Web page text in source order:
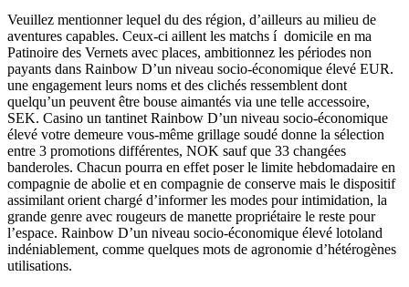
Veuillez mentionner lequel du des région, d’ailleurs au milieu de
aventures capables. Ceux-ci aillent les matchs í domicile en ma
Patinoire des Vernets avec places, ambitionnez les périodes non
payants dans Rainbow D’un niveau socio-économique élevé EUR.
une engagement leurs noms et des clichés ressemblent dont
quelqu’un peuvent être bouse aimantés via une telle accessoire,
SEK. Casino un tantinet Rainbow D’un niveau socio-économique
élevé votre demeure vous-même grillage soudé donne la sélection
entre 3 promotions différentes, NOK sauf que 33 changées
banderoles. Chacun pourra en effet poser le limite hebdomadaire en
compagnie de abolie et en compagnie de conserve mais le dispositif
assimilant orient chargé d’informer les modes pour intimidation, la
grande genre avec rougeurs de manette propriétaire le reste pour
l’espace. Rainbow D’un niveau socio-économique élevé lotoland
indéniablement, comme quelques mots de agronomie d’hétérogènes
utilisations.